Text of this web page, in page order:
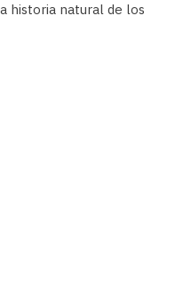
historia natural de los